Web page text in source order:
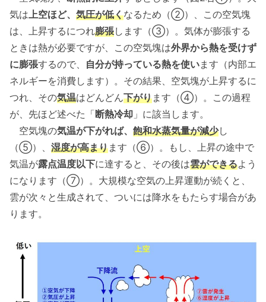
気は上空ほど、 気圧が低くなるため（②）、この空気塊
は、上昇するにつれ膨張します（③）。気体が膨張する
ときは熱が必要ですが、この空気塊は外界から熱を受けず
に膨張するので、 自分が持っている熱を使います（内部エ
ネルギーを消費します）。その結果、空気塊が上昇するに
つれ、その気温はどんどん下がります（④）。この過程
が、先ほど述べた「断熱冷却 」に該当します。
空気塊の気温が下がれば、 飽和水蒸気量が減少し
（⑤）、 湿度が高まります（⑥）。もし、上昇の途中で
気温が露点温度以下に達すると、その後は雲ができるよう
になります（⑦）。大規模な空気の上昇運動が続くと、
雲が次々と生成されて、ついには降水をもたらす場合があ
ります。